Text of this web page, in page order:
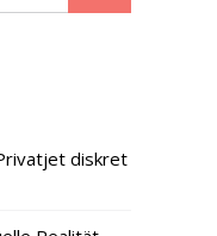
diskret